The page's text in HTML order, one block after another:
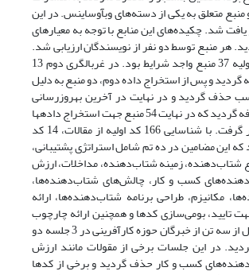
منبع متعلق به یکی از دسته‌های وب­آو­ساینس. در این
منبع یافت شد. چکیده‌های این منابع با توجه به معیارهای
هر منبع توسط دو نفر از نویسندگان ارزیابی شد.
نتیجه غربالگری اولیه 37 منبع واجد شرایط بود. در غربالگری دوم 13
گردید و پس از استخراج داده دوم، دو منبع به دلیل
حذف گردید و در نهایت در آخرین به­روز­رسانی
منابع، 6 منبع اضافه گردید که در نهایت 54 منبع جهت استخراج داده­ها
مورد بررسی قرار گرفت. با شناسایی 166 کد اولیه از مقالات، 14 کد
این مضامین در ده تم شامل استراتژی پشتیبانی،
شتاب‌دهنده، زمینه شتاب‌دهنده، مداخلات، ارزش
کسب و کار، چالش‌های شتاب‌دهنده‌ها،
مکانیزم، طراحی برنامه شتاب‌دهنده‌ها، ارائه
بومی‌سازی کدها و همچنین ارائه چارچوب
پنل خبرگی متشکل از سه تن از خبرگان حوزه کارآفرینی در 3 جلسه دو
در این جلسات برخی از مقولات مانند ارزش
کسب و کار حذف گردید و برخی از کدها